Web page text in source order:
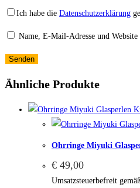
Ich habe die Datenschutzerklärung
Name, E-Mail-Adresse und
Ähnliche Produkte
Ohrringe Miyuki
€ 49,00
Umsatzsteuerbefreit